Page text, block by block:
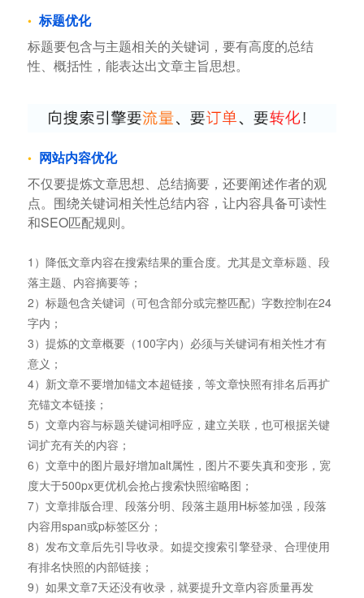
标题优化
标题要包含与主题相关的关键词，要有高度的总结
性、概括性，能表达出文章主旨思想。
网站内容优化
不仅要提炼文章思想、总结摘要，还要阐述作者的观
点。围绕关键词相关性总结内容，让内容具备可读性
和SEO匹配规则。
1）降低文章内容在搜索结果的重合度。尤其是文章标题、段
落主题、内容摘要等；
2）标题包含关键词（可包含部分或完整匹配）字数控制在24
字内；
3）提炼的文章概要（100字内）必须与关键词有相关性才有
意义；
4）新文章不要增加锚文本超链接，等文章快照有排名后再扩
充锚文本链接；
5）文章内容与标题关键词相呼应，建立关联，也可根据关键
词扩充有关的内容；
6）文章中的图片最好增加alt属性，图片不要失真和变形，宽
度大于500px更优机会抢占搜索快照缩略图；
7）文章排版合理、段落分明、段落主题用H标签加强，段落
内容用span或p标签区分；
8）发布文章后先引导收录。如提交搜索引擎登录、合理使用
有排名快照的内部链接；
9）如果文章7天还没有收录，就要提升文章内容质量再发